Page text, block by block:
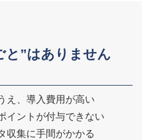
と”はありません
え、導入費用が高い
イントが付与できない
収集に手間がかかる